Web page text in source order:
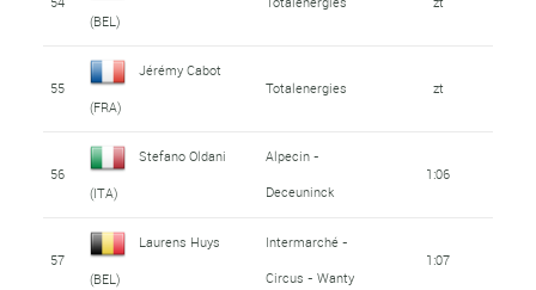
(BEL)
55
Jérémy Cabot
(FRA)
Totalenergies zt
56
Stefano Oldani
(ITA)
Alpecin -
Deceuninck
1:06
57
Laurens Huys
(BEL)
Intermarché -
Circus - Wanty
1:07